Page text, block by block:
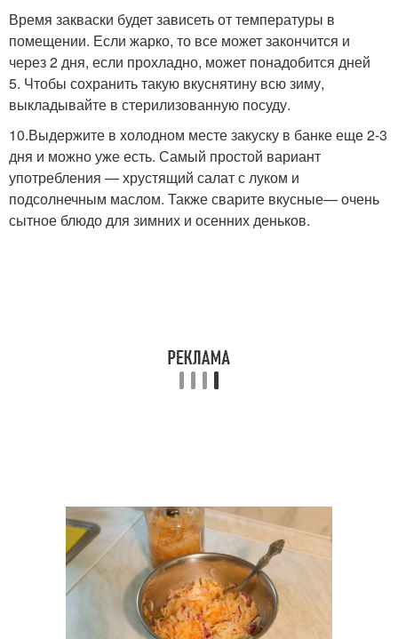
Время закваски будет зависеть от температуры в
помещении. Если жарко, то все может закончится и
через 2 дня, если прохладно, может понадобится дней
5. Чтобы сохранить такую вкуснятину всю зиму,
выкладывайте в стерилизованную посуду.
10.Выдержите в холодном месте закуску в банке еще 2-3
дня и можно уже есть. Самый простой вариант
употребления — хрустящий салат с луком и
подсолнечным маслом. Также сварите вкусные— очень
сытное блюдо для зимних и осенних деньков.